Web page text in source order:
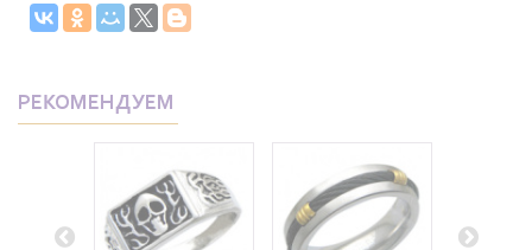
РЕКОМЕНДУЕМ